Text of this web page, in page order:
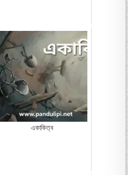
একাকিত্ব